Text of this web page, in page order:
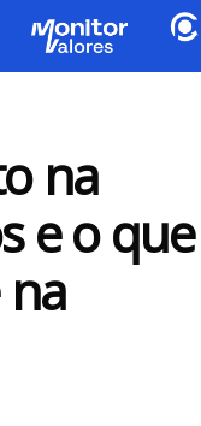
na
e o que